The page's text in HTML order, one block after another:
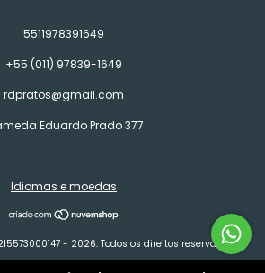
5511978391649
+55 (011) 97839-1649
rdpratos@gmail.com
Eduardo Prado 377
Idiomas e moedas
- 2026. Todos os direitos reservados.